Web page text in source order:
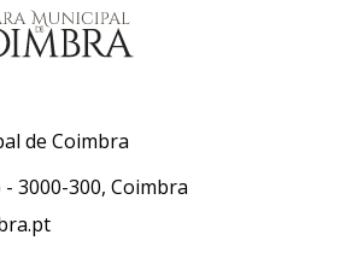
de Coimbra
3000-300, Coimbra